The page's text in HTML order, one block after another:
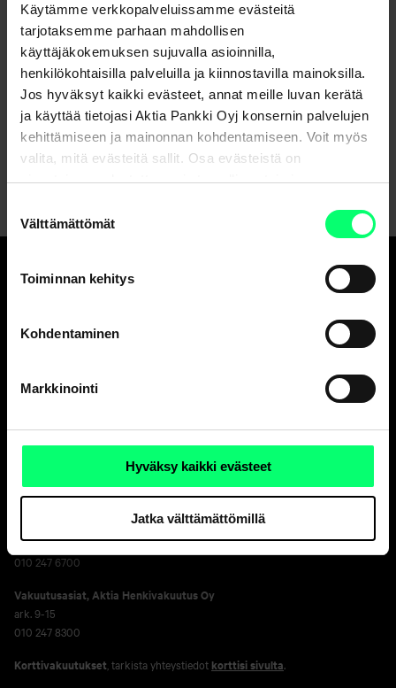
Käytämme verkkopalveluissamme evästeitä
tarjotaksemme parhaan mahdollisen
käyttäjäkokemuksen sujuvalla asioinnilla,
henkilökohtaisilla palveluilla ja kiinnostavilla mainoksilla.
Jos hyväksyt kaikki evästeet, annat meille luvan kerätä
ja käyttää tietojasi Aktia Pankki Oyj konsernin palvelujen
kehittämiseen ja mainonnan kohdentamiseen. Voit myös
valita, mitä evästeitä sallit. Osa evästeistä on
sivustojemme luotettavan ja turvallisen toiminnan
valinta
Välttämättömät
Toiminnan kehitys
Kohdentaminen
Markkinointi
Hyväksy kaikki evästeet
Jatka välttämättömillä
Etkö löydä etsimääsi?
Asiakaspalvelu
Lähetä viesti verkkopankissa
Ja erinomainen
010 247 010
ark. 9-16
010 247 6700
Vakuutusasiat, Aktia Henkivakuutus Oy
ark. 9-15
010 247 8300
Korttivakuutukset , tarkista yhteystiedot korttisi sivulta.